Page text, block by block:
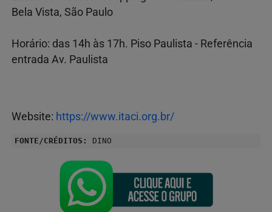
Bela Vista, São Paulo
Horário: das 14h às 17h. Piso Paulista - Referência
entrada Av. Paulista
Website: https://www.itaci.org.br/
FONTE/CRÉDITOS: DINO